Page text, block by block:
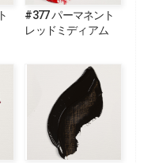
#377 パーマネント
レッドミディアム